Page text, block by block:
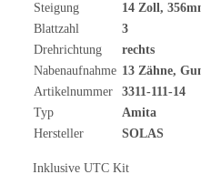
Steigung
14 Zoll,
Blattzahl
3
Drehrichtung
rechts
Nabenaufnahme 13 Zähne,
Artikelnummer
3311-111-14
Typ
Amita
Hersteller
SOLAS
Inklusive UTC Kit